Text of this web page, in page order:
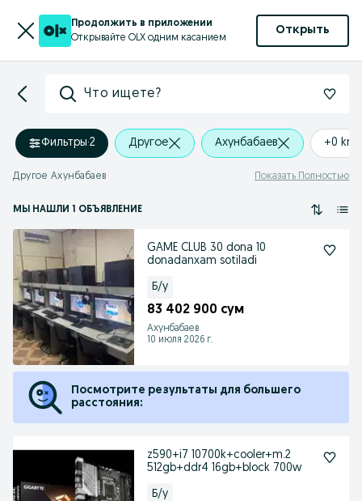
Продолжить в приложении
Открывайте OLX одним касанием
Открыть
Что ищете?
Фильтры·2 Другое Ахунбабаев +0 km
Другое Ахунбабаев Показать Полностью
МЫ НАШЛИ 1 ОБЪЯВЛЕНИЕ
GAME CLUB 30 dona 10
donadanxam sotiladi
Б/у
83 402 900 сум
Ахунбабаев
10 июля 2026 г.
Посмотрите результаты для большего
расстояния:
z590+i7 10700k+cooler+m.2
512gb+ddr4 16gb+block 700w
Б/у